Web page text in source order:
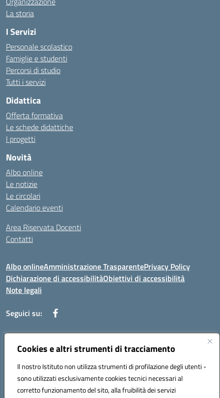
Cookies e altri strumenti di tracciamento
Il nostro Istituto non utilizza strumenti di profilazione degli utenti -
sono utilizzati esclusivamente cookies tecnici necessari al
corretto funzionamento del sito, alla fruibilità dei servizi
La storia
I Servizi
Personale scolastico
Famiglie e studenti
Percorsi di studio
Tutti i servizi
Didattica
Offerta formativa
Le schede didattiche
I progetti
Novità
Albo online
Le notizie
Le circolari
Calendario eventi
Area Riservata Docenti
Contatti
Albo onlineAmministrazione TrasparentePrivacy Policy
Dichiarazione di accessibilitàObiettivi di accessibilità
Note legali
Seguici su:
Indirizzo:Via Rimembranza,33 – 81020 Casapulla (CE)
Posta elettronica certificata (PEC):ceic82800v@pec.istruzione.it
Codice fiscale: 94007130613